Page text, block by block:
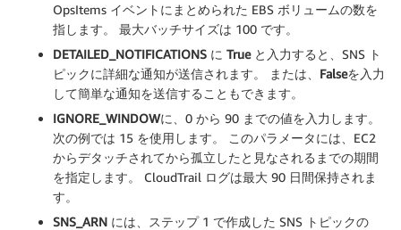
OpsItems イベントにまとめられた EBS ボリュームの数を
指します。 最大バッチサイズは 100 です。
DETAILED_NOTIFICATIONS に Trueと入力すると、SNS ト
ピックに詳細な通知が送信されます。 または、 Falseを入力
して簡単な通知を送信することもできます。
IGNORE_WINDOWに、0 から 90 までの値を入力します。
次の例では 15 を使用します。 このパラメータには、EC2
からデタッチされてから孤立したと見なされるまでの期間
を指定します。 CloudTrail ログは最大 90 日間保持されま
す。
SNS_ARN には、ステップ 1 で作成した SNS トピックの